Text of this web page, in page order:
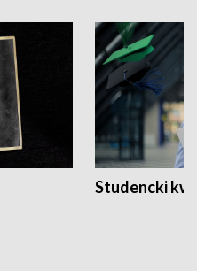
Studencki